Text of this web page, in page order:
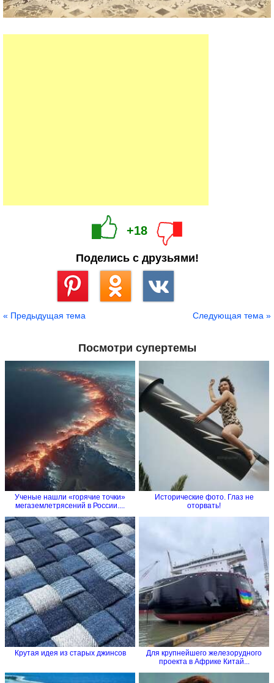
+18
Поделись с друзьями!
« Предыдущая тема Следующая тема »
Посмотри супертемы
Ученые нашли «горячие точки»
мегаземлетрясений в России....
Исторические фото. Глаз не
оторвать!
Крутая идея из старых джинсов
Для крупнейшего железорудного
проекта в Африке Китай...